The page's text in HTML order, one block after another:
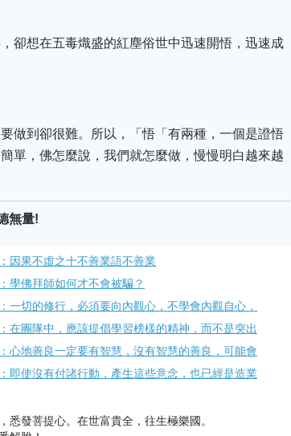
卻想在五毒熾盛的紅塵俗世中迅速開悟，迅速成
做到卻很難。所以，「悟「有兩種，一個是證悟
單，佛怎麼說，我們就怎麼做，慢慢明白越來越
無量!
因果不虛之十不善業語不善業
學佛拜師如何才不會被騙？
一切的修行，必須要向內觀心，不學會內觀自心，
在團隊中，應該提倡學習榜樣的精神，而不是突出
心地善良一定要有智慧，沒有智慧的善良，可能會
即使沒有付諸行動，產生這些意念，也已經是造業
發菩提心。在世富貴全，往生極樂國。